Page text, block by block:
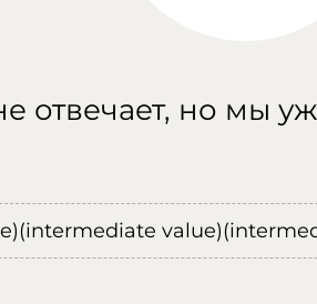
отвечает, но мы